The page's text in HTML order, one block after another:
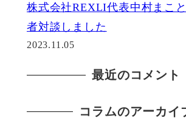
株式会社REXLI代表中村まこ
者対談しました
2023.11.05
最近のコメント
コラムのアーカイ